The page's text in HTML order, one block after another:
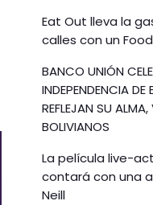
Eat Out lleva la
calles con un
BANCO UNIÓN
INDEPENDENCIA
REFLEJAN SU
BOLIVIANOS
La película live-
contará con una
Neill